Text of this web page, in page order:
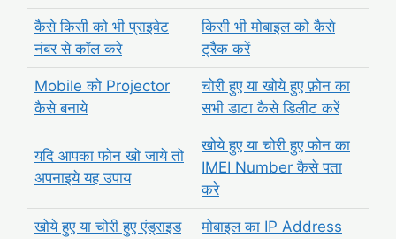
कैसे किसी को भी प्राइवेट
नंबर से कॉल करे
किसी भी मोबाइल को कैसे
ट्रैक करें
Mobile को Projector
कैसे बनाये
चोरी हुए या खोये हुए फ़ोन का
सभी डाटा कैसे डिलीट करें
यदि आपका फोन खो जाये तो
अपनाइये यह उपाय
खोये हुए या चोरी हुए फोन का
IMEI Number कैसे पता
करे
खोये हुए या चोरी हुए एंड्राइड
मोबाइल का IP Address